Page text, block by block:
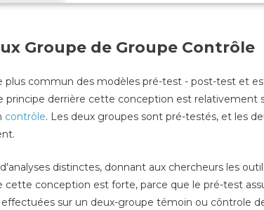
Groupe de Groupe Contrôle
plus commun des modèles pré-test - post-test et
principe derrière cette conception est relativement
contrôle. Les deux groupes sont pré-testés, et les
distinctes, donnant aux chercheurs les
cette conception est forte, parce que le pré-test
sur un deux-groupe témoin ou côntrole